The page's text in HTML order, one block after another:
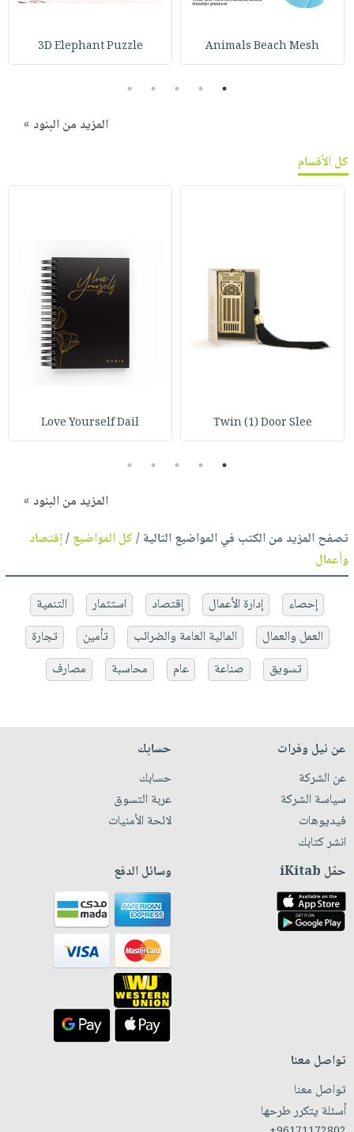
Animals Beach Mesh
3D Elephant Puzzle
1
2
3
4
5
المزيد من البنود »
كل الأقسام
Twin (1) Door Slee
Love Yourself Dail
1
2
3
4
5
المزيد من البنود »
تصفح المزيد من الكتب في المواضيع التالية /كل المواضيع/إقتصاد
وأعمال
إحصاء إدارة الأعمال إقتصاد استثمار
التنمية
العمل والعمال
المالية العامة والضرائب تأمين
تجارة
تسويق
صناعة عام محاسبة مصارف
عن نيل وفرات
عن الشركة
سياسة الشركة
فيديوهات
انشر كتابك
حسابك
حسابك
عربة التسوق
لائحة الأمنيات
حمّل iKitab وسائل الدفع
تواصل معنا
تواصل معنا
أسئلة يتكرر طرحها